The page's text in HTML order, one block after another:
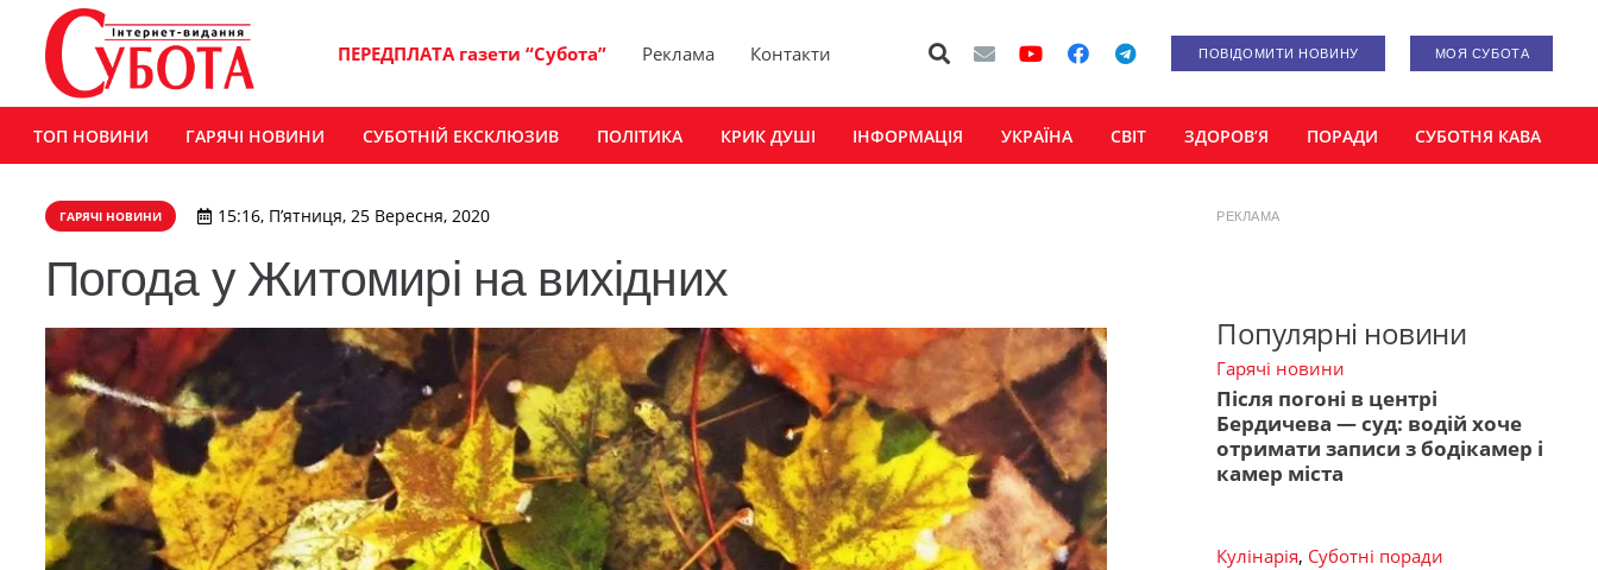
ПЕРЕДПЛАТА газети “Субота” Реклама Контакти ПОВІДОМИТИ НОВИНУ МОЯ СУБОТА
ТОП НОВИНИ ГАРЯЧІ НОВИНИ СУБОТНІЙ ЕКСКЛЮЗИВ ПОЛІТИКА КРИК ДУШІ ІНФОРМАЦІЯ УКРАЇНА СВІТ ЗДОРОВ’Я ПОРАДИ СУБОТНЯ КАВА
ГАРЯЧІ НОВИНИ 15:16, П’ятниця, 25 Вересня, 2020
Погода у Житомирі на вихідних
РЕКЛАМА
Популярні новини
Гарячі новини
Після погоні в центрі
Бердичева — суд: водій хоче
отримати записи з бодікамер і
камер міста
Кулінарія, Суботні поради